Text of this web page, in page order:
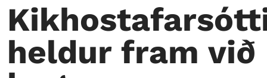
heldur fram við